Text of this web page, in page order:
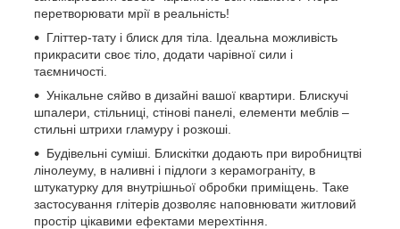
перетворювати мрії в реальність!
Гліттер-тату і блиск для тіла. Ідеальна можливість
прикрасити своє тіло, додати чарівної сили і
таємничості.
Унікальне сяйво в дизайні вашої квартири. Блискучі
шпалери, стільниці, стінові панелі, елементи меблів –
стильні штрихи гламуру і розкоші.
Будівельні суміші. Блискітки додають при виробництві
лінолеуму, в наливні і підлоги з керамограніту, в
штукатурку для внутрішньої обробки приміщень. Таке
застосування глітерів дозволяє наповнювати житловий
простір цікавими ефектами мерехтіння.